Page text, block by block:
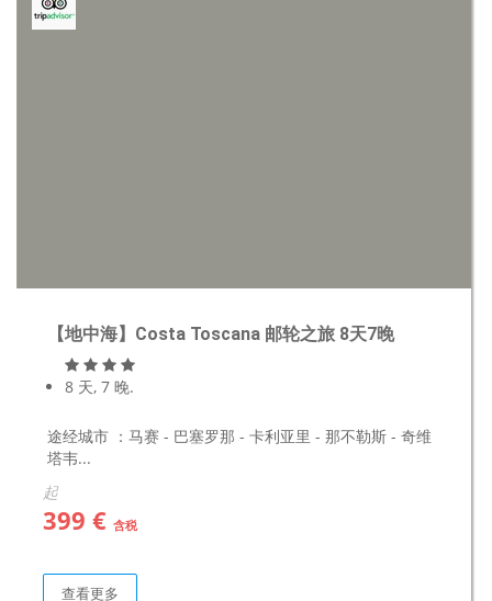
【地中海】Costa Toscana 邮轮之旅 8天7晚
8 天, 7 晚.
途经城市 ：马赛 - 巴塞罗那 - 卡利亚里 - 那不勒斯 - 奇维
塔韦...
起
399 € 含税
查看更多